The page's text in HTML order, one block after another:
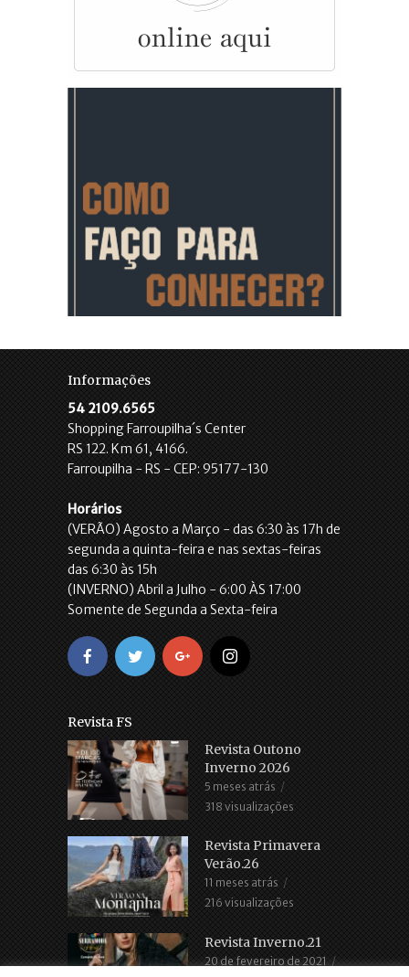
Informações
54 2109.6565
Shopping Farroupilha´s Center
RS 122. Km 61, 4166.
Farroupilha - RS - CEP: 95177-130
Horários
(VERÃO) Agosto a Março - das 6:30 às 17h de
segunda a quinta-feira e nas sextas-feiras
das 6:30 às 15h
(INVERNO) Abril a Julho - 6:00 ÀS 17:00
Somente de Segunda a Sexta-feira
Revista FS
Revista Outono
Inverno 2026
5 meses atrás
318 visualizações
Revista Primavera
Verão.26
11 meses atrás
216 visualizações
Revista Inverno.21
20 de fevereiro de 2021